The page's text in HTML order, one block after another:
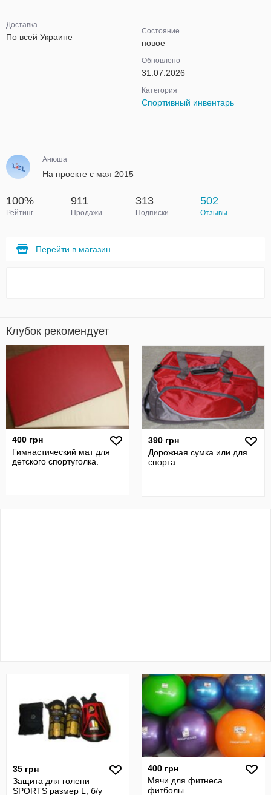
Доставка
По всей Украине
Состояние
новое
Обновлено
31.07.2026
Категория
Спортивный инвентарь
Анюша
На проекте с мая 2015
100%
Рейтинг
911
Продажи
313
Подписки
502
Отзывы
Перейти в магазин
Клубок рекомендует
400 грн
Гимнастический мат для
детского спортуголка.
390 грн
Дорожная сумка или для
спорта
35 грн
Защита для голени
SPORTS размер L, б/у
400 грн
Мячи для фитнеса
фитболы